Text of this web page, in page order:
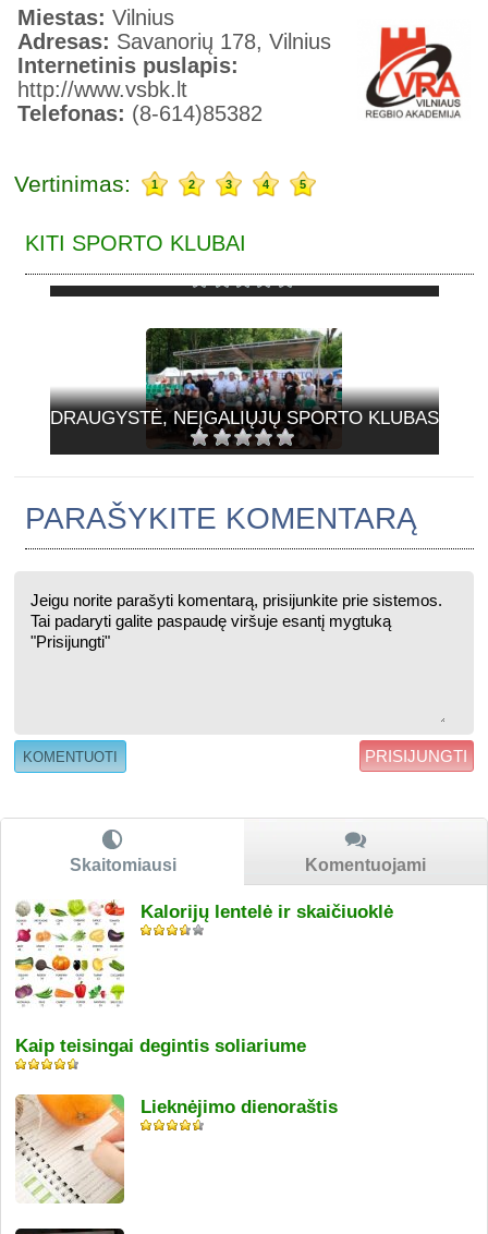
Miestas:Vilnius
Adresas: Savanorių 178, Vilnius
Internetinis puslapis:
http://www.vsbk.lt
Telefonas: (8-614)85382
Vertinimas: 1 2 3 4 5
KITI SPORTO KLUBAI
DRAUGYSTĖ, NEĮGALIŲJŲ SPORTO KLUBAS
PARAŠYKITE KOMENTARĄ
PRISIJUNGTI
Skaitomiausi Komentuojami
Kalorijų lentelė ir skaičiuoklė
Kaip teisingai degintis soliariume
Lieknėjimo dienoraštis